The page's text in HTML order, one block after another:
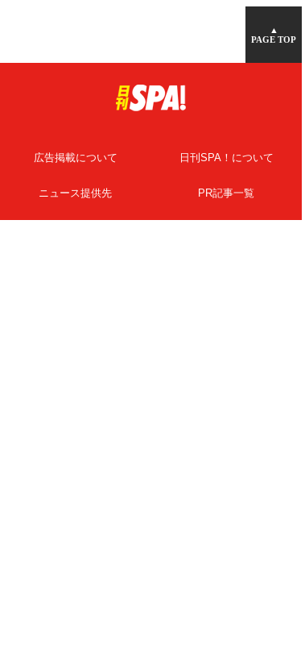
▲
PAGE TOP
広告掲載について 日刊SPA！について
ニュース提供先 PR記事一覧